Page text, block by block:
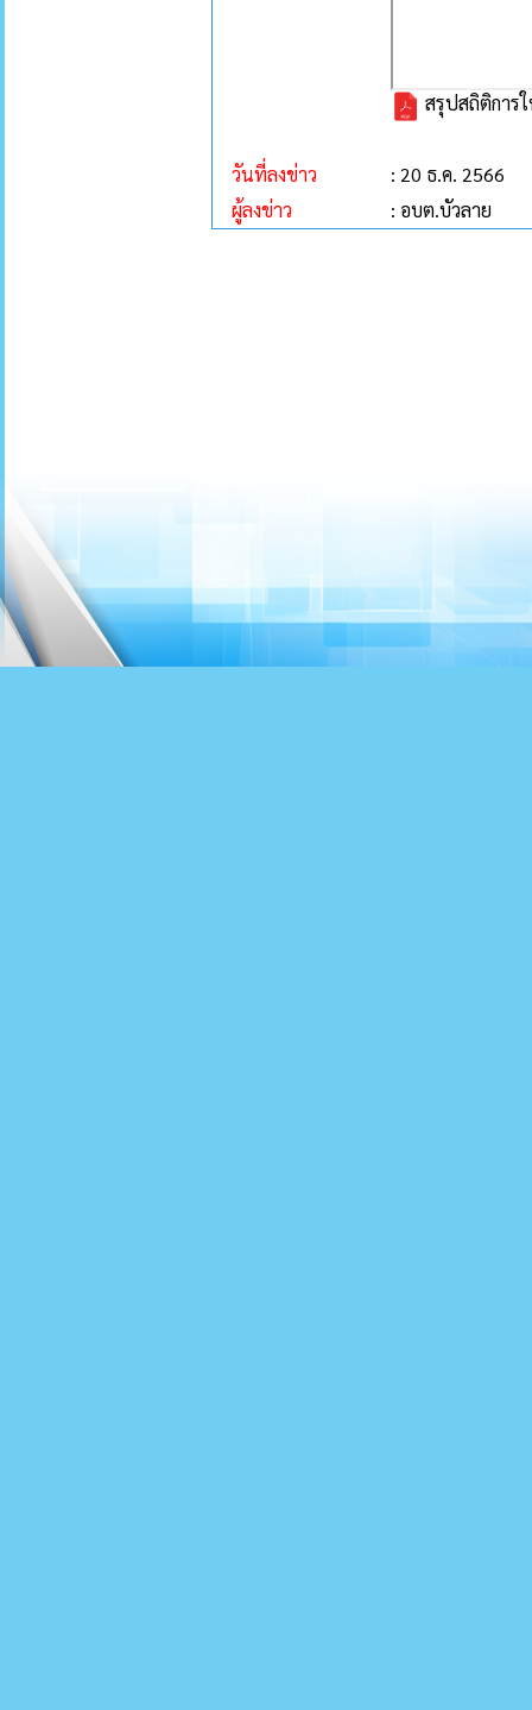
สรุปสถิติการ
วันที่ลงข่าว
: 20 ธ.ค. 2566
ผู้ลงข่าว
: อบต.บัวลาย